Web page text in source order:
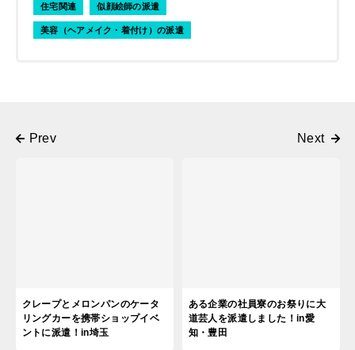
住宅関連 似顔絵師の派遣
美容（ヘアメイク・着付け）の派遣
クレープとメロンパンのケータ
リングカーを携帯ショップイベ
ントに派遣！in埼玉
ある企業の社員寮のお祭りに大
道芸人を派遣しました！in愛
知・豊田